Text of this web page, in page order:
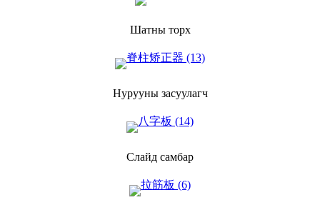
Шатны торх
Нурууны засуулагч
Слайд самбар